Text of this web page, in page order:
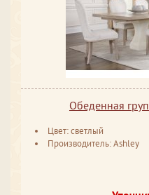
Обеденная
Цвет: светлый
Производитель: Ashley